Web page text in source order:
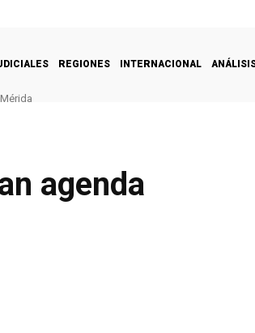
REGIONES INTERNACIONAL
agenda